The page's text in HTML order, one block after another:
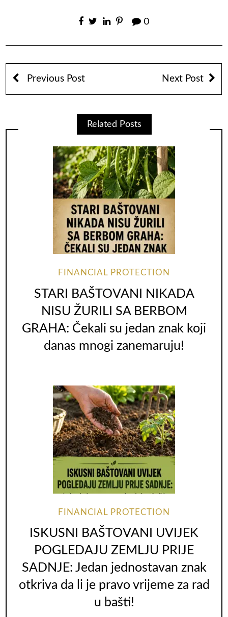
0
Previous Post Next Post
Related Posts
FINANCIAL PROTECTION
STARI BAŠTOVANI NIKADA
NISU ŽURILI SA BERBOM
GRAHA: Čekali su jedan znak koji
danas mnogi zanemaruju!
FINANCIAL PROTECTION
ISKUSNI BAŠTOVANI UVIJEK
POGLEDAJU ZEMLJU PRIJE
SADNJE: Jedan jednostavan znak
otkriva da li je pravo vrijeme za rad
u bašti!